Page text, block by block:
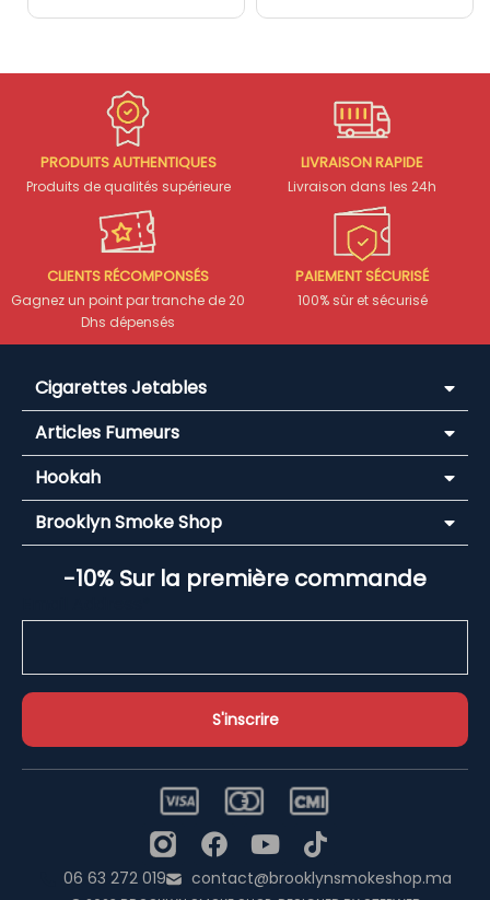
PRODUITS AUTHENTIQUES
Produits de qualités supérieure
LIVRAISON RAPIDE
Livraison dans les 24h
CLIENTS RÉCOMPONSÉS
Gagnez un point par tranche de 20
Dhs dépensés
PAIEMENT SÉCURISÉ
100% sûr et sécurisé
Cigarettes Jetables
Articles Fumeurs
Hookah
Brooklyn Smoke Shop
-10% Sur la première commande
06 63 272 019 contact@brooklynsmokeshop.ma